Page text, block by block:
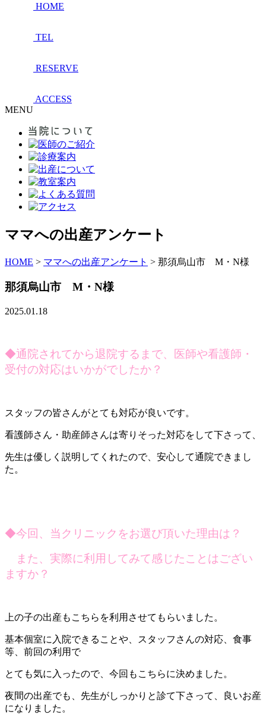
HOME
TEL
RESERVE
ACCESS
MENU
ママへの出産アンケート
HOME > ママへの出産アンケート > 那須烏山市 M・N様
那須烏山市 M・N様
2025.01.18
◆通院されてから退院するまで、医師や看護師・
受付の対応はいかがでしたか？
スタッフの皆さんがとても対応が良いです。
看護師さん・助産師さんは寄りそった対応をして下さって、
先生は優しく説明してくれたので、安心して通院できまし
た。
◆今回、当クリニックをお選び頂いた理由は？
また、実際に利用してみて感じたことはござい
ますか？
上の子の出産もこちらを利用させてもらいました。
基本個室に入院できることや、スタッフさんの対応、食事
等、前回の利用で
とても気に入ったので、今回もこちらに決めました。
夜間の出産でも、先生がしっかりと診て下さって、良いお産
になりました。